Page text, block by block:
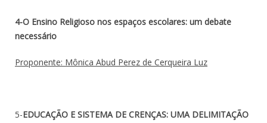
4-O Ensino Religioso nos espaços escolares: um debate
necessário
Proponente: Mônica Abud Perez de Cerqueira Luz
5-EDUCAÇÃO E SISTEMA DE CRENÇAS: UMA DELIMITAÇÃO